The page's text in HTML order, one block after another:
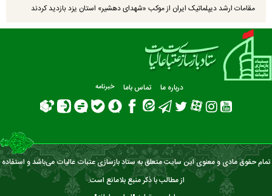
مقامات ارشد دیپلماتیک ایران از موکب «شهدای دهشیر» استان یزد بازدید کردند
درباره ما تماس باما خبرنامه
تمام حقوق مادی و معنوی این سایت متعلق به ستاد بازسازی عتبات عالیات می‌باشد و استفاده
از مطالب با ذکر منبع بلامانع است.